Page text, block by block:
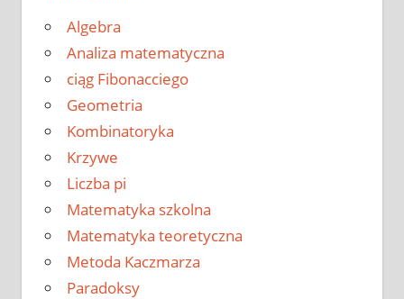
Algebra
Analiza matematyczna
ciąg Fibonacciego
Geometria
Kombinatoryka
Krzywe
Liczba pi
Matematyka szkolna
Matematyka teoretyczna
Metoda Kaczmarza
Paradoksy